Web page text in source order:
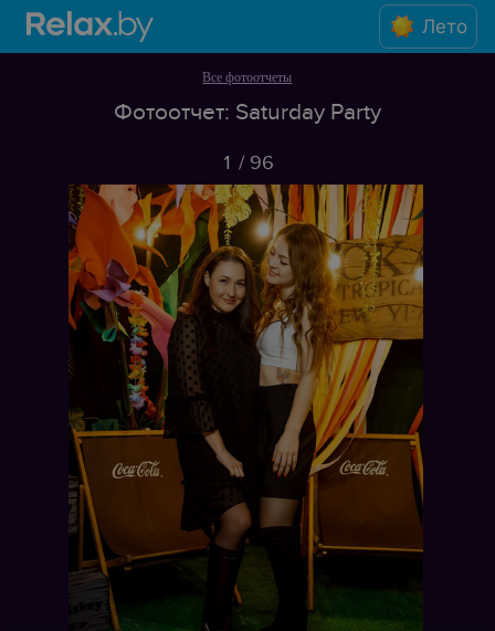
Лето
Все фотоотчеты
Фотоотчет: Saturday Party
1 / 96